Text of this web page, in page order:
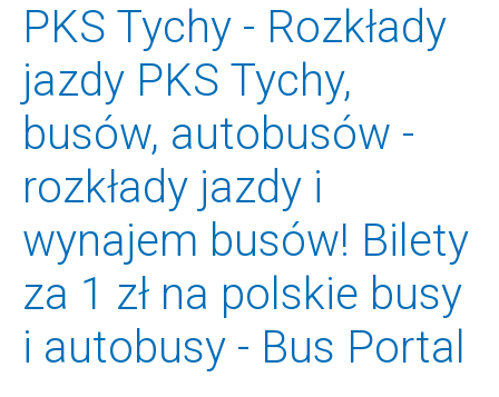
PKS Tychy - Rozkłady
jazdy PKS Tychy,
busów, autobusów -
rozkłady jazdy i
wynajem busów! Bilety
za 1 zł na polskie busy
i autobusy - Bus Portal